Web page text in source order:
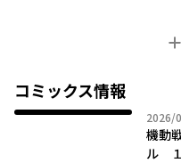
った。だがその仕事が、長
いく。
コミックス情報
2026/
機動
ル １